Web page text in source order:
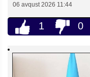
06 avqust 2026 11:44
1 0